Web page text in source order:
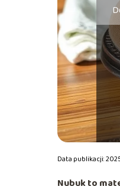
Data publikacji: